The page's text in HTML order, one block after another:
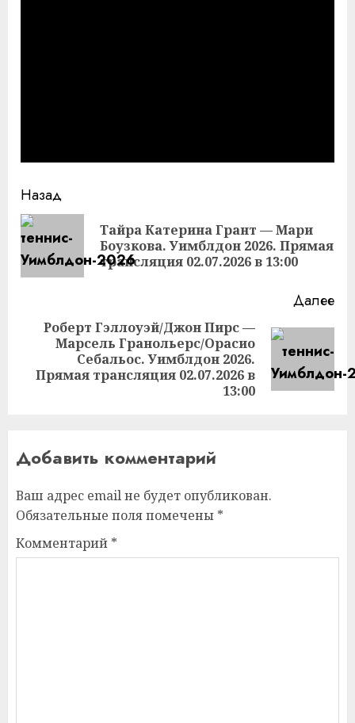
Продолжить
чтение
Назад
Тайра Катерина Грант — Мари
Боузкова. Уимблдон 2026. Прямая
трансляция 02.07.2026 в 13:00
Далее
Следующая
запись:
Роберт Гэллоуэй/Джон Пирс —
Марсель Гранольерс/Орасио
Себальос. Уимблдон 2026.
Прямая трансляция 02.07.2026 в
13:00
Добавить комментарий
Ваш адрес email не будет опубликован.
Обязательные поля помечены *
Комментарий *